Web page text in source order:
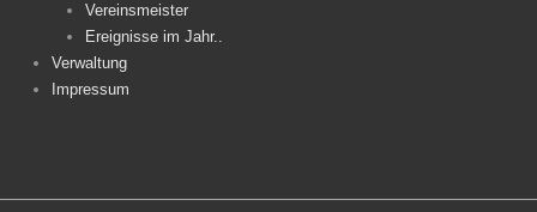
Vereinsmeister
Ereignisse im Jahr..
Verwaltung
Impressum